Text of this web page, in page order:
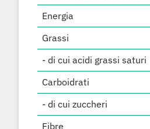
Energia
Grassi
- di cui acidi grassi saturi
Carboidrati
- di cui zuccheri
Fibre